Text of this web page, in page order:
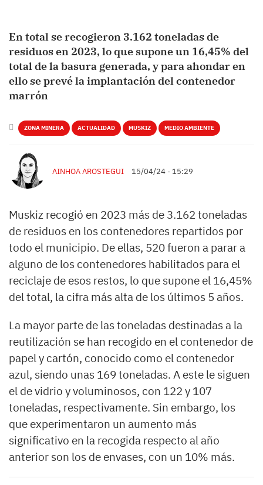
En total se recogieron 3.162 toneladas de
residuos en 2023, lo que supone un 16,45% del
total de la basura generada, y para ahondar en
ello se prevé la implantación del contenedor
marrón
ZONA MINERA ACTUALIDAD MUSKIZ MEDIO AMBIENTE
AINHOA AROSTEGUI 15/04/24 - 15:29
Muskiz recogió en 2023 más de 3.162 toneladas
de residuos en los contenedores repartidos por
todo el municipio. De ellas, 520 fueron a parar a
alguno de los contenedores habilitados para el
reciclaje de esos restos, lo que supone el 16,45%
del total, la cifra más alta de los últimos 5 años.
La mayor parte de las toneladas destinadas a la
reutilización se han recogido en el contenedor de
papel y cartón, conocido como el contenedor
azul, siendo unas 169 toneladas. A este le siguen
el de vidrio y voluminosos, con 122 y 107
toneladas, respectivamente. Sin embargo, los
que experimentaron un aumento más
significativo en la recogida respecto al año
anterior son los de envases, con un 10% más.